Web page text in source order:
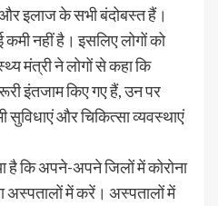
इलाज के सभी बंदोबस्त हैं।
नहीं है। इसलिए लोगों को
मंत्री ने लोगों से कहा कि
इंतजाम किए गए हैं, उन पर
और चिकित्सा व्यवस्थाएं
है कि अपने-अपने जिलों में कोरोना
अस्पतालों में करें। अस्पतालों में